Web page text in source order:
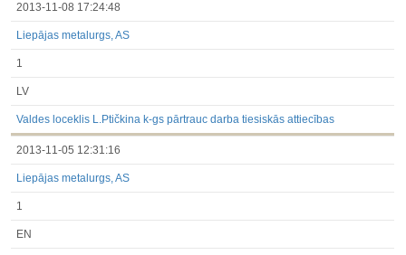
2013-11-08 17:24:48
Liepājas metalurgs, AS
1
LV
Valdes loceklis L.Ptičkina k-gs pārtrauc darba tiesiskās attiecības
2013-11-05 12:31:16
Liepājas metalurgs, AS
1
EN